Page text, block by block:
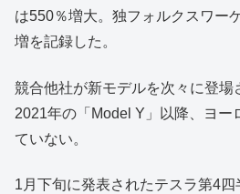
は550％増大。独フォルクスワー
増を記録した。
競合他社が新モデルを次々に登場
2021年の「Model Y」以降、ヨー
ていない。
1月下旬に発表されたテスラ第4四